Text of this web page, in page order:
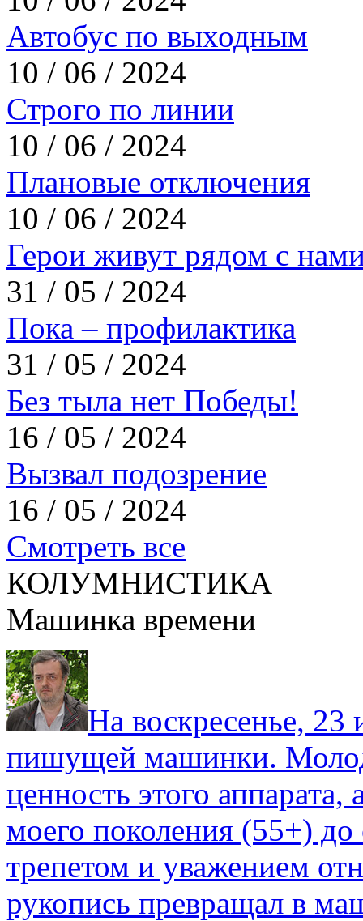
Автобус по выходным
10 / 06 / 2024
Строго по линии
10 / 06 / 2024
Плановые отключения
10 / 06 / 2024
Герои живут рядом с
31 / 05 / 2024
Пока – профилактика
31 / 05 / 2024
Без тыла нет Победы!
16 / 05 / 2024
Вызвал подозрение
16 / 05 / 2024
Смотреть все
КОЛУМНИСТИКА
Машинка времени
На воскресенье,
пишущей машинки.
ценность этого
моего поколения (55+) до
трепетом и уважением
рукопись превращал в